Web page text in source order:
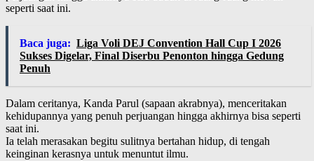
seperti saat ini.
Baca juga: Liga Voli DEJ Convention Hall Cup I 2026
Sukses Digelar, Final Diserbu Penonton hingga Gedung
Penuh
Dalam ceritanya, Kanda Parul (sapaan akrabnya), menceritakan
kehidupannya yang penuh perjuangan hingga akhirnya bisa seperti
saat ini.
Ia telah merasakan begitu sulitnya bertahan hidup, di tengah
keinginan kerasnya untuk menuntut ilmu.